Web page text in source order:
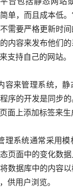
单，而且成本低
需要严格更新时
内容来发布他们
支持自己的网站。
序的开发是同步
面上添加标签来生
页面中的变化数
数据库中的内容以
供用户浏览。